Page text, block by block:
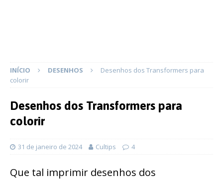
INÍCIO DESENHOS
Desenhos dos Transformers para
colorir
Desenhos dos Transformers para
colorir
31 de janeiro de 2024 Cultips 4
Que tal imprimir desenhos dos